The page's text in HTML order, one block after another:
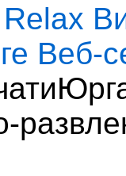
Relax
Веб-